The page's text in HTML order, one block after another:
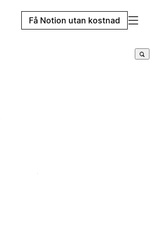
Få Notion utan kostnad